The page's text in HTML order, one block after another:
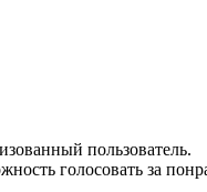
пользователь.
голосовать за